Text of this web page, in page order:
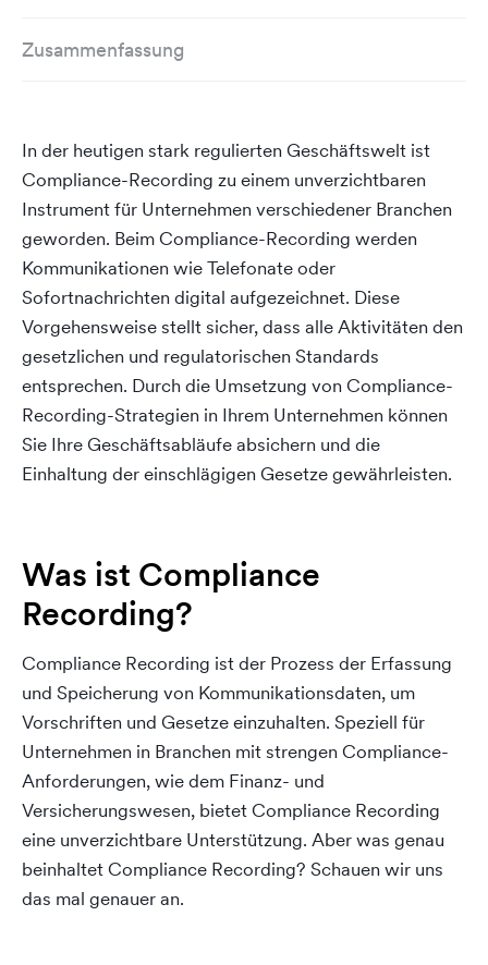
Zusammenfassung
In der heutigen stark regulierten Geschäftswelt ist
Compliance-Recording zu einem unverzichtbaren
Instrument für Unternehmen verschiedener Branchen
geworden. Beim Compliance-Recording werden
Kommunikationen wie Telefonate oder
Sofortnachrichten digital aufgezeichnet. Diese
Vorgehensweise stellt sicher, dass alle Aktivitäten den
gesetzlichen und regulatorischen Standards
entsprechen. Durch die Umsetzung von Compliance-
Recording-Strategien in Ihrem Unternehmen können
Sie Ihre Geschäftsabläufe absichern und die
Einhaltung der einschlägigen Gesetze gewährleisten.
Was ist Compliance
Recording?
Compliance Recording ist der Prozess der Erfassung
und Speicherung von Kommunikationsdaten, um
Vorschriften und Gesetze einzuhalten. Speziell für
Unternehmen in Branchen mit strengen Compliance-
Anforderungen, wie dem Finanz- und
Versicherungswesen, bietet Compliance Recording
eine unverzichtbare Unterstützung. Aber was genau
beinhaltet Compliance Recording? Schauen wir uns
das mal genauer an.